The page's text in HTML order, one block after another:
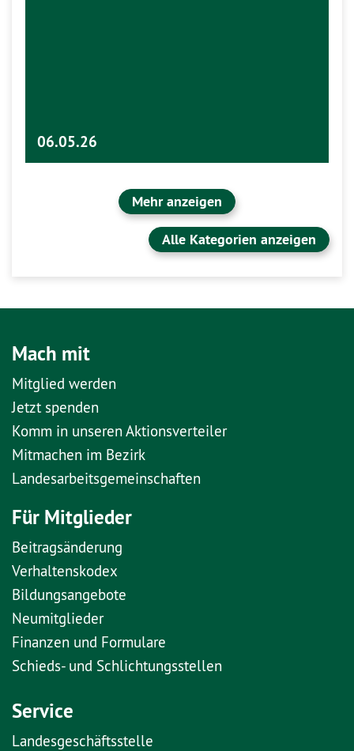
06.05.26
Mehr anzeigen
Alle Kategorien anzeigen
Mach mit
Mitglied werden
Jetzt spenden
Komm in unseren Aktionsverteiler
Mitmachen im Bezirk
Landesarbeitsgemeinschaften
Für Mitglieder
Beitragsänderung
Verhaltenskodex
Bildungsangebote
Neumitglieder
Finanzen und Formulare
Schieds- und Schlichtungsstellen
Service
Landesgeschäftsstelle